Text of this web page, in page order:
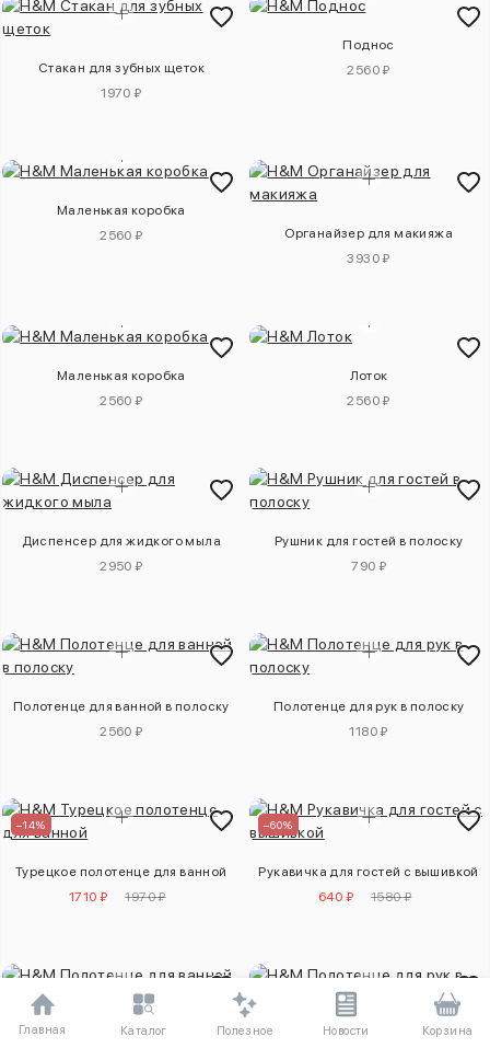
Стакан для зубных щеток
1970 ₽
Поднос
2560 ₽
Маленькая коробка
2560 ₽
Органайзер для макияжа
3930 ₽
Маленькая коробка
2560 ₽
Лоток
2560 ₽
Диспенсер для жидкого мыла
2950 ₽
Рушник для гостей в полоску
790 ₽
Полотенце для ванной в полоску
2560 ₽
Полотенце для рук в полоску
1180 ₽
–14%
Турецкое полотенце для ванной
1710 ₽
1970 ₽
–60%
Рукавичка для гостей с вышивкой
640 ₽
1580 ₽
Полотенце для ванной в полоску Полотенце для рук в полоску
Главная Каталог Полезное Новости Корзина